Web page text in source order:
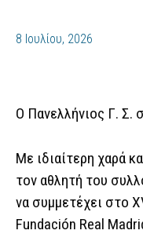
8 Ιουλίου, 2026
Ο Πανελλήνιος Γ. Σ.
Με ιδιαίτερη χαρά
τον αθλητή του
να συμμετέχει στο
Fundación Real